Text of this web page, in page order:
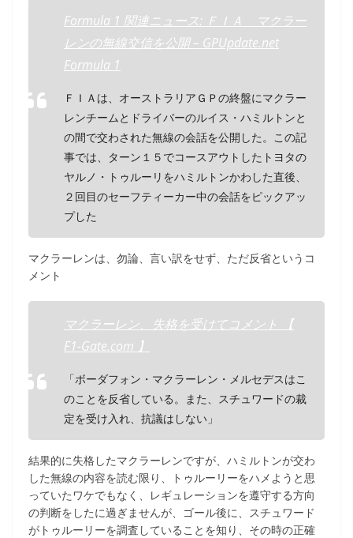
Formula 1 関連ニュース: ＦＩＡ マクラー
レンの無線交信を公開 – GPUpdate.net
Formula 1
ＦＩＡは、オーストラリアＧＰの終盤にマクラー
レンチームとドライバーのルイス・ハミルトンと
の間で交わされた無線の会話を公開した。この記
事では、ターン１５でコースアウトしたトヨタの
ヤルノ・トゥルーリをハミルトンかわした直後、
２回目のセーフティーカー中の会話をピックアッ
プした
マクラーレンは、勿論、言い訳をせず、ただ反省というコ
メント
マクラーレン、失格を受けてコメント 【
F1-Gate.com 】
「ボーダフォン・マクラーレン・メルセデスはこ
のことを反省している。また、スチュワードの裁
定を受け入れ、抗議はしない」
結果的に失格したマクラーレンですが、ハミルトンが交わ
した無線の内容を読む限り、トゥルーリーをハメようと思
っていたワケでもなく、レギュレーションを遵守する方向
の判断をしたに過ぎませんが、ゴール後に、スチュワード
がトゥルーリーを調査していることを知り、その時の正確